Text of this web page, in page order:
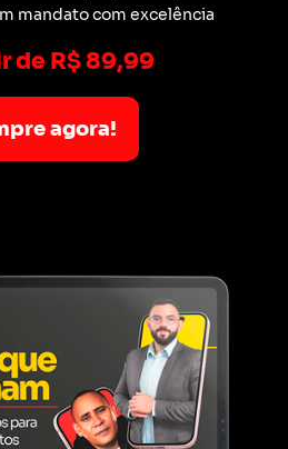
mandato com excelência
de R$ 89,99
agora!